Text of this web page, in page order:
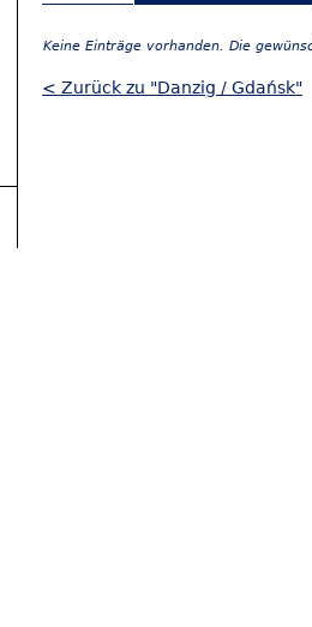
Keine Einträge vorhanden. Die
< Zurück zu "Danzig / Gdańsk"